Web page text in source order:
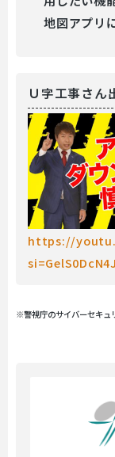
地図アプリ
Ｕ字工事さん
https://
※警視庁のサイバーセキュ